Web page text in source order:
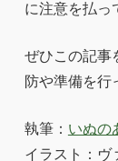
に注意を払っ
ぜひこの記事
防や準備を行
執筆： いぬの
イラスト：ヴ